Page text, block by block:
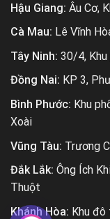
Hậu Giang: Âu Cơ,
Cà Mau: Lê Vĩnh
Tây Ninh: 30/4, Khu
Đồng Nai: KP 3,
Bình Phước: Khu
Xoài
Vũng Tàu: Trương
Đắk Lắk: Ông Ích
Thuột
Khánh Hòa: Khu đô